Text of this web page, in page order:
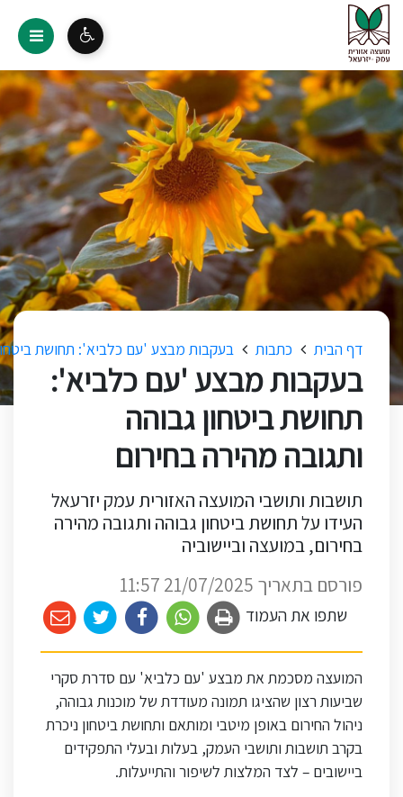
דף הבית כתבות בעקבות מבצע 'עם כלביא': תחושת
בעקבות מבצע 'עם כלביא':
תחושת ביטחון גבוהה
ותגובה מהירה בחירום
תושבות ותושבי המועצה האזורית עמק יזרעאל
העידו על תחושת ביטחון גבוהה ותגובה מהירה
בחירום, במועצה וביישוביה
פורסם בתאריך 21/07/2025 11:57
שתפו את העמוד
המועצה מסכמת את מבצע 'עם כלביא' עם סדרת סקרי
שביעות רצון שהציגו תמונה מעודדת של מוכנות גבוהה,
ניהול החירום באופן מיטבי ומותאם ותחושת ביטחון ניכרת
בקרב תושבות ותושבי העמק, בעלות ובעלי התפקידים
ביישובים – לצד המלצות לשיפור והתייעלות.